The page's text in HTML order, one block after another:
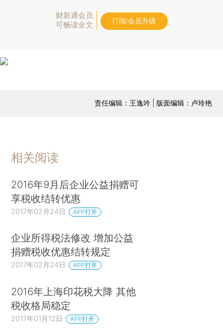
财新通会员
可畅读全文
订阅/会员升级
责任编辑：王逸吟 | 版面编辑：卢玲艳
相关阅读
2016年9月后企业公益捐赠可
享税收结转优惠
2017年02月24日 APP打开
企业所得税法修改 增加公益
捐赠税收优惠结转规定
2017年02月24日 APP打开
2016年上海印花税大降 其他
税收格局稳定
2017年01月12日 APP打开